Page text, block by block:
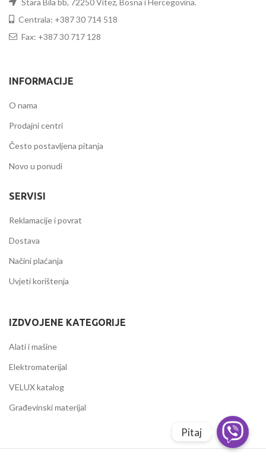
Centrala: +387 30 714 518
Fax: +387 30 717 128
INFORMACIJE
O nama
Prodajni centri
Često postavljena pitanja
Novo u ponudi
SERVISI
Reklamacije i povrat
Dostava
Načini plaćanja
Uvjeti korištenja
IZDVOJENE KATEGORIJE
Alati i mašine
Elektromaterijal
VELUX katalog
Građevinski materijal
Pitaj